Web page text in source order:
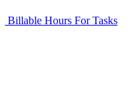
Billable Hours For Tasks